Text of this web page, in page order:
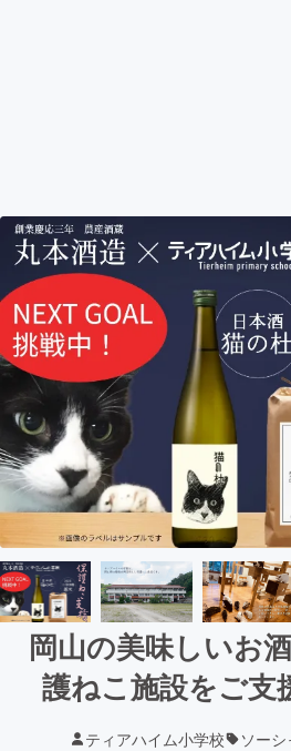
岡山の美味しいお
護ねこ施設をご支
ティアハイム小学校 ソー